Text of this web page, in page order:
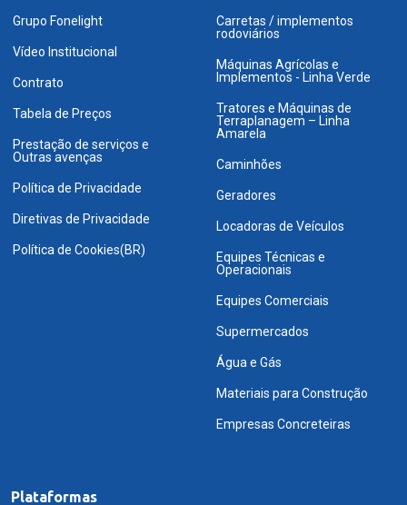
Grupo Fonelight
Vídeo Institucional
Contrato
Tabela de Preços
Prestação de serviços e
Outras avenças
Política de Privacidade
Diretivas de Privacidade
Política de Cookies(BR)
Carretas / implementos
rodoviários
Máquinas Agrícolas e
Implementos - Linha Verde
Tratores e Máquinas de
Terraplanagem – Linha
Amarela
Caminhões
Geradores
Locadoras de Veículos
Equipes Técnicas e
Operacionais
Equipes Comerciais
Supermercados
Água e Gás
Materiais para Construção
Empresas Concreteiras
Plataformas